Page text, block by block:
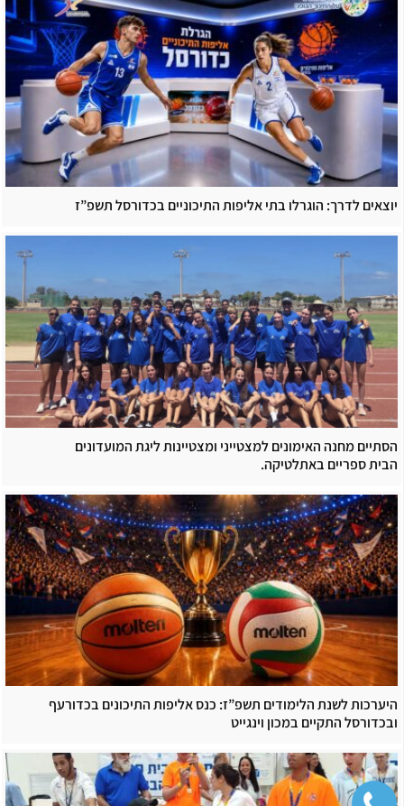
יוצאים לדרך: הוגרלו בתי אליפות התיכוניים בכדורסל תשפ”ז
הסתיים מחנה האימונים למצטייני ומצטיינות ליגת המועדונים
הבית ספריים באתלטיקה.
היערכות לשנת הלימודים תשפ”ז: כנס אליפות התיכונים בכדורעף
ובכדורסל התקיים במכון וינגייט